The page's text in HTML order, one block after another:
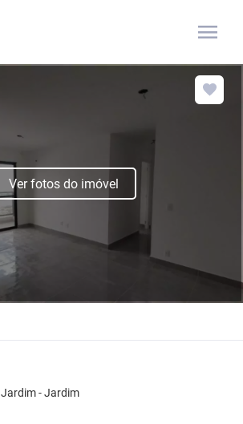
menu
Ver fotos do imóvel
Jardim - Jardim